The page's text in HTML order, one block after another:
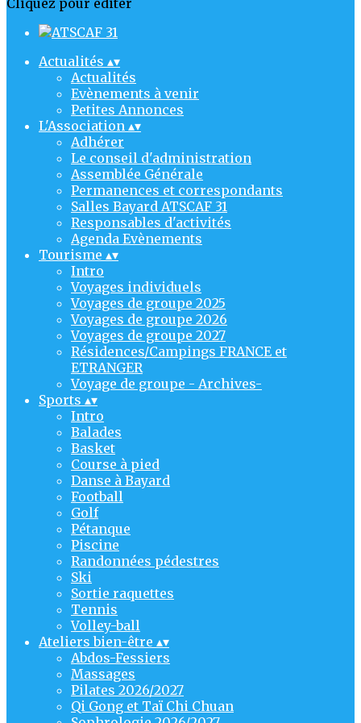
Cliquez pour éditer
Actualités ▴▾
Actualités
Evènements à venir
Petites Annonces
L'Association ▴▾
Adhérer
Le conseil d'administration
Assemblée Générale
Permanences et correspondants
Salles Bayard ATSCAF 31
Responsables d'activités
Agenda Evènements
Tourisme ▴▾
Intro
Voyages individuels
Voyages de groupe 2025
Voyages de groupe 2026
Voyages de groupe 2027
Résidences/Campings FRANCE et
ETRANGER
Voyage de groupe - Archives-
Sports ▴▾
Intro
Balades
Basket
Course à pied
Danse à Bayard
Football
Golf
Pétanque
Piscine
Randonnées pédestres
Ski
Sortie raquettes
Tennis
Volley-ball
Ateliers bien-être ▴▾
Abdos-Fessiers
Massages
Pilates 2026/2027
Qi Gong et Taï Chi Chuan